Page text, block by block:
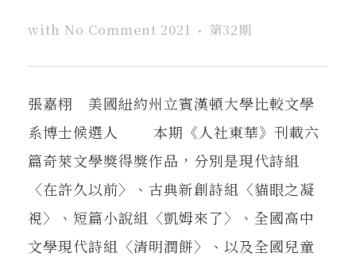
with No Comment 2021 第32期
張嘉栩 美國紐約州立賓漢頓大學比較文學
系博士候選人 本期《人社東華》刊載六
篇奇萊文學獎得獎作品，分別是現代詩組
〈在許久以前〉、古典新創詩組〈貓眼之凝
視〉、短篇小說組〈凱姆來了〉、全國高中
文學現代詩組〈清明潤餅〉、以及全國兒童